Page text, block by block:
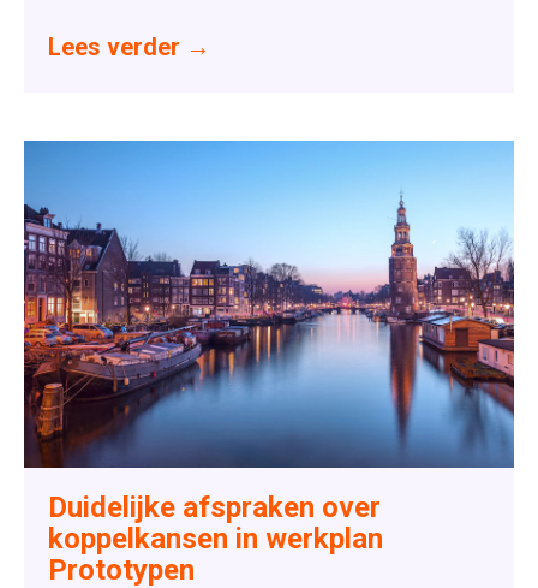
Lees verder →
Duidelijke afspraken over
koppelkansen in werkplan
Prototypen